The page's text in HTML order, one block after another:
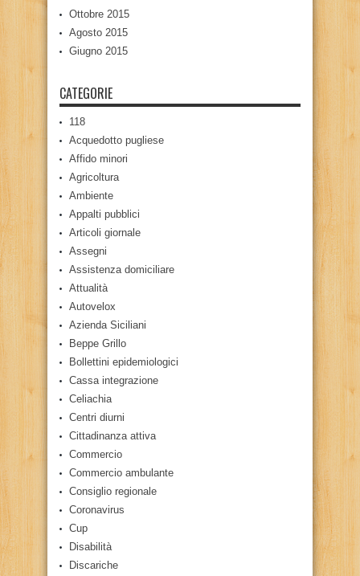
Ottobre 2015
Agosto 2015
Giugno 2015
CATEGORIE
118
Acquedotto pugliese
Affido minori
Agricoltura
Ambiente
Appalti pubblici
Articoli giornale
Assegni
Assistenza domiciliare
Attualità
Autovelox
Azienda Siciliani
Beppe Grillo
Bollettini epidemiologici
Cassa integrazione
Celiachia
Centri diurni
Cittadinanza attiva
Commercio
Commercio ambulante
Consiglio regionale
Coronavirus
Cup
Disabilità
Discariche